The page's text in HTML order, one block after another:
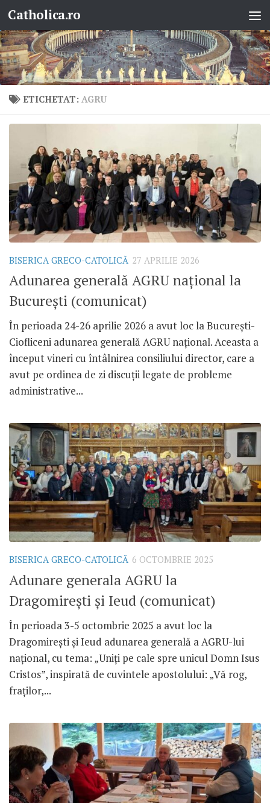
Skip to content
Catholica.ro
ETICHETAT: AGRU
BISERICA GRECO-CATOLICĂ 27 APRILIE 2026
Adunarea generală AGRU național la
București (comunicat)
În perioada 24-26 aprilie 2026 a avut loc la București-
Ciofliceni adunarea generală AGRU național. Aceasta a
început vineri cu întâlnirea consiliului director, care a
avut pe ordinea de zi discuții legate de probleme
administrative...
BISERICA GRECO-CATOLICĂ 6 OCTOMBRIE 2025
Adunare generala AGRU la
Dragomirești și Ieud (comunicat)
În perioada 3-5 octombrie 2025 a avut loc la
Dragomirești și Ieud adunarea generală a AGRU-lui
național, cu tema: „Uniți pe cale spre unicul Domn Isus
Cristos”, inspirată de cuvintele apostolului: „Vă rog,
fraților,...